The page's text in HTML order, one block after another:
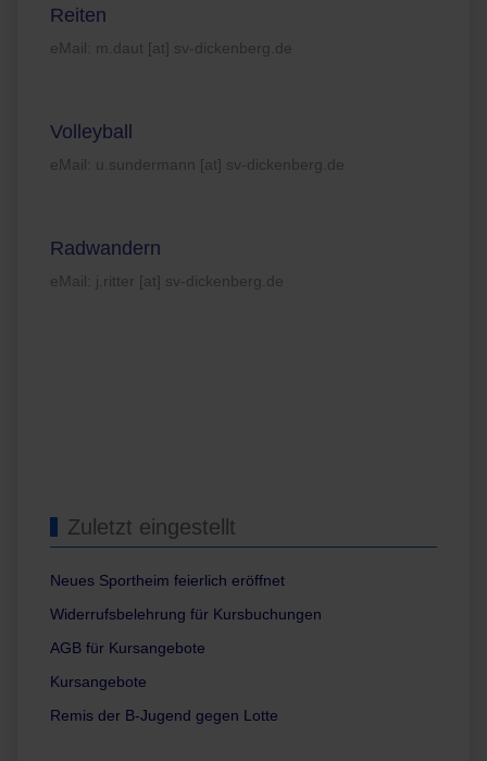
Reiten
eMail: m.daut [at] sv-dickenberg.de
Volleyball
eMail: u.sundermann [at] sv-dickenberg.de
Radwandern
eMail: j.ritter [at] sv-dickenberg.de
Zuletzt eingestellt
Neues Sportheim feierlich eröffnet
Widerrufsbelehrung für Kursbuchungen
AGB für Kursangebote
Kursangebote
Remis der B-Jugend gegen Lotte